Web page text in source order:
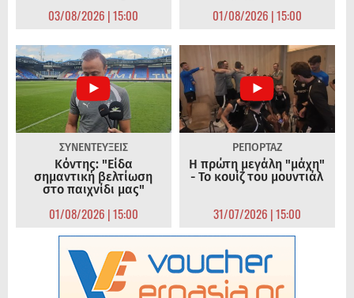
03/08/2026 | 15:00 01/08/2026 | 15:00
ΣΥΝΕΝΤΕΥΞΕΙΣ
Κόντης: "Είδα
σημαντική βελτίωση
στο παιχνίδι μας"
01/08/2026 | 15:00
ΡΕΠΟΡΤΑΖ
Η πρώτη μεγάλη "μάχη"
- Το κουίζ του μουντιάλ
31/07/2026 | 15:00